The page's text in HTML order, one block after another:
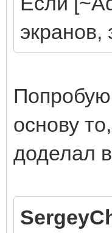
экранов,
основу
доделал